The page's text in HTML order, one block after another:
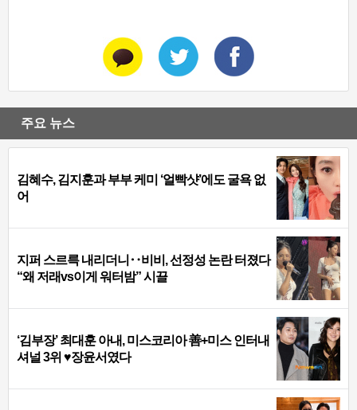
주요 뉴스
김혜수, 김지훈과 부부 케미 ‘얼빡샷’에도 굴욕 없
어
지퍼 스르륵 내리더니‥비비, 선정성 논란 터졌다
“왜 저래vs이게 워터밤” 시끌
‘김부장’ 최대훈 아내, 미스코리아 善+미스 인터내
셔널 3위 ♥장윤서였다